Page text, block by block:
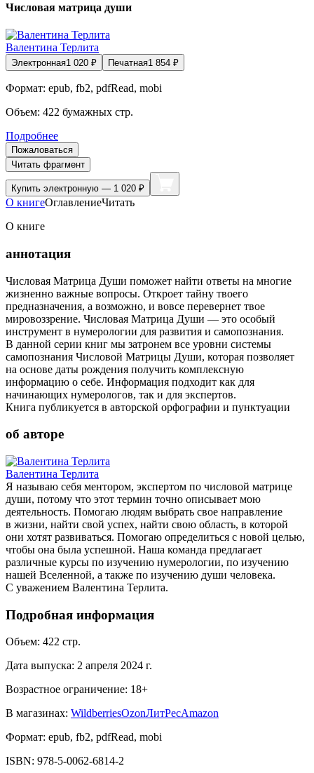
Числовая матрица души
Валентина Терлита
Электронная1 020 ₽ Печатная1 854 ₽
Формат: epub, fb2, pdfRead, mobi
Объем: 422 бумажных стр.
Подробнее
Пожаловаться
Читать фрагмент
Купить электронную — 1 020 ₽
О книгеОглавлениеЧитать
О книге
аннотация
Числовая Матрица Души поможет найти ответы на многие
жизненно важные вопросы. Откроет тайну твоего
предназначения, а возможно, и вовсе перевернет твое
мировоззрение. Числовая Матрица Души — это особый
инструмент в нумерологии для развития и самопознания.
В данной серии книг мы затронем все уровни системы
самопознания Числовой Матрицы Души, которая позволяет
на основе даты рождения получить комплексную
информацию о себе. Информация подходит как для
начинающих нумерологов, так и для экспертов.
Книга публикуется в авторской орфографии и пунктуации
об авторе
Валентина Терлита
Я называю себя ментором, экспертом по числовой матрице
души, потому что этот термин точно описывает мою
деятельность. Помогаю людям выбрать свое направление
в жизни, найти свой успех, найти свою область, в которой
они хотят развиваться. Помогаю определиться с новой целью,
чтобы она была успешной. Наша команда предлагает
различные курсы по изучению нумерологии, по изучению
нашей Вселенной, а также по изучению души человека.
С уважением Валентина Терлита.
Подробная информация
Объем: 422 стр.
Дата выпуска: 2 апреля 2024 г.
Возрастное ограничение: 18+
В магазинах: WildberriesOzonЛитРесAmazon
Формат: epub, fb2, pdfRead, mobi
ISBN: 978-5-0062-6814-2